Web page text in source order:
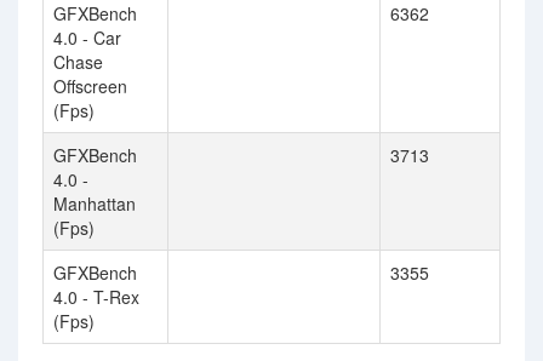
GFXBench
4.0 - Car
Chase
Offscreen
(Fps)
6362
GFXBench
4.0 -
Manhattan
(Fps)
3713
GFXBench
4.0 - T-Rex
(Fps)
3355